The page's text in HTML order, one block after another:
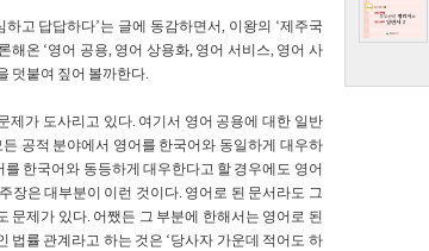
고 답답하다’는 글에 동감하면서, 이왕의 ‘제주국
온 ‘영어 공용, 영어 상용화, 영어 서비스, 영어 사
덧붙여 짚어 볼까한다.
제가 도사리고 있다. 여기서 영어 공용에 대한 일반
공적 분야에서 영어를 한국어와 동일하게 대우하
한국어와 동등하게 대우한다고 할 경우에도 영어
장은 대부분이 이런 것이다. 영어로 된 문서라도 그
문제가 있다. 어쨌든 그 부분에 한해서는 영어로 된
법률 관계라고 하는 것은 ‘당사자 가운데 적어도 하